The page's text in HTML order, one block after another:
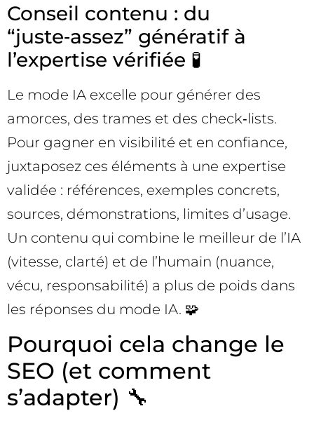
Conseil contenu : du
“juste‑assez” génératif à
l’expertise vérifiée 🧪
Le mode IA excelle pour générer des
amorces, des trames et des check‑lists.
Pour gagner en visibilité et en confiance,
juxtaposez ces éléments à une expertise
validée : références, exemples concrets,
sources, démonstrations, limites d’usage.
Un contenu qui combine le meilleur de l’IA
(vitesse, clarté) et de l’humain (nuance,
vécu, responsabilité) a plus de poids dans
les réponses du mode IA. 🧩
Pourquoi cela change le
SEO (et comment
s’adapter) 🔧